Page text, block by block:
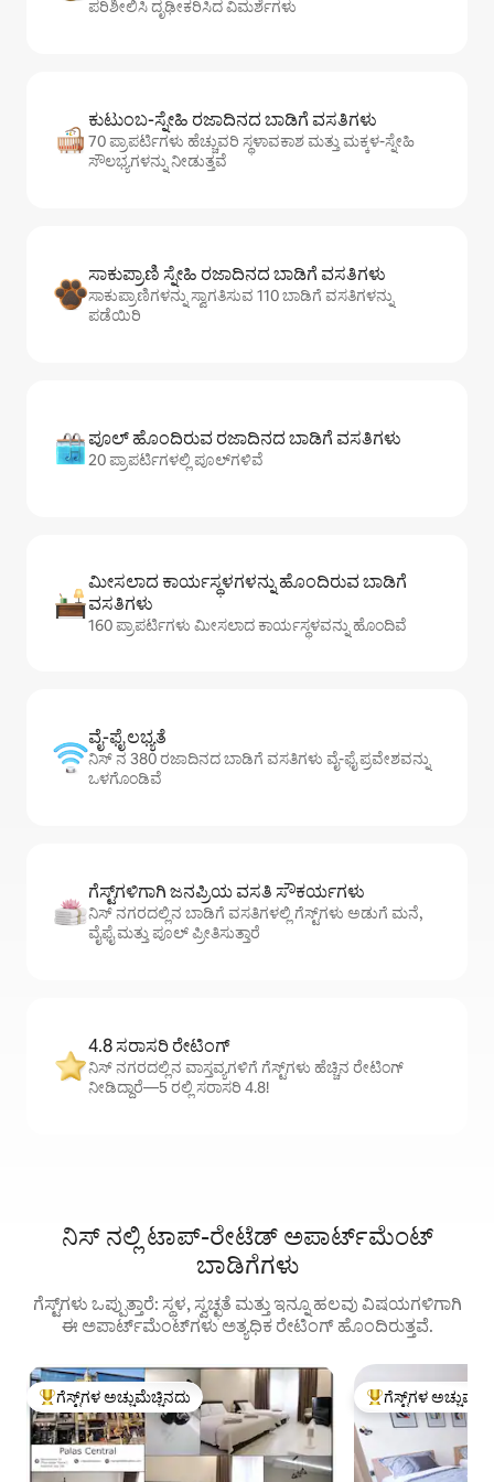
ಪರಿಶೀಲಿಸಿ ದೃಢೀಕರಿಸಿದ ವಿಮರ್ಶೆಗಳು
ಕುಟುಂಬ-ಸ್ನೇಹಿ ರಜಾದಿನದ ಬಾಡಿಗೆ ವಸತಿಗಳು
70 ಪ್ರಾಪರ್ಟಿಗಳು ಹೆಚ್ಚುವರಿ ಸ್ಥಳಾವಕಾಶ ಮತ್ತು ಮಕ್ಕಳ-ಸ್ನೇಹಿ
ಸೌಲಭ್ಯಗಳನ್ನು ನೀಡುತ್ತವೆ
ಸಾಕುಪ್ರಾಣಿ ಸ್ನೇಹಿ ರಜಾದಿನದ ಬಾಡಿಗೆ ವಸತಿಗಳು
ಸಾಕುಪ್ರಾಣಿಗಳನ್ನು ಸ್ವಾಗತಿಸುವ 110 ಬಾಡಿಗೆ ವಸತಿಗಳನ್ನು
ಪಡೆಯಿರಿ
ಪೂಲ್ ಹೊಂದಿರುವ ರಜಾದಿನದ ಬಾಡಿಗೆ ವಸತಿಗಳು
20 ಪ್ರಾಪರ್ಟಿಗಳಲ್ಲಿ ಪೂಲ್‌‌‌‌‌‌‌‌‌ಗಳಿವೆ
ಮೀಸಲಾದ ಕಾರ್ಯಸ್ಥಳಗಳನ್ನು ಹೊಂದಿರುವ ಬಾಡಿಗೆ
ವಸತಿಗಳು
160 ಪ್ರಾಪರ್ಟಿಗಳು ಮೀಸಲಾದ ಕಾರ್ಯಸ್ಥಳವನ್ನು ಹೊಂದಿವೆ
ವೈ-ಫೈ ಲಭ್ಯತೆ
ನಿಸ್ ನ 380 ರಜಾದಿನದ ಬಾಡಿಗೆ ವಸತಿಗಳು ವೈ-ಫೈ ಪ್ರವೇಶವನ್ನು
ಒಳಗೊಂಡಿವೆ
ಗೆಸ್ಟ್‌ಗಳಿಗಾಗಿ ಜನಪ್ರಿಯ ವಸತಿ ಸೌಕರ್ಯಗಳು
ನಿಸ್ ನಗರದಲ್ಲಿನ ಬಾಡಿಗೆ ವಸತಿಗಳಲ್ಲಿ ಗೆಸ್ಟ್‌ಗಳು ಅಡುಗೆ ಮನೆ,
ವೈಫೈ ಮತ್ತು ಪೂಲ್ ಪ್ರೀತಿಸುತ್ತಾರೆ
4.8 ಸರಾಸರಿ ರೇಟಿಂಗ್
ನಿಸ್ ನಗರದಲ್ಲಿನ ವಾಸ್ತವ್ಯಗಳಿಗೆ ಗೆಸ್ಟ್‌ಗಳು ಹೆಚ್ಚಿನ ರೇಟಿಂಗ್
ನೀಡಿದ್ದಾರೆ—5 ರಲ್ಲಿ ಸರಾಸರಿ 4.8!
ನಿಸ್ ನಲ್ಲಿ ಟಾಪ್-ರೇಟೆಡ್ ಅಪಾರ್ಟ್‌ಮೆಂಟ್
ಬಾಡಿಗೆಗಳು
ಗೆಸ್ಟ್‌ಗಳು ಒಪ್ಪುತ್ತಾರೆ: ಸ್ಥಳ, ಸ್ವಚ್ಛತೆ ಮತ್ತು ಇನ್ನೂ ಹಲವು ವಿಷಯಗಳಿಗಾಗಿ
ಈ ಅಪಾರ್ಟ್‌‌ಮೆಂಟ್‌ಗಳು ಅತ್ಯಧಿಕ ರೇಟಿಂಗ್‌ ಹೊಂದಿರುತ್ತವೆ.
ಗೆಸ್ಟ್‌ಗಳಿಗೆ ಅತಿ ಹೆಚ್ಚು ಅಚ್ಚುಮೆಚ್ಚಿನದು
ಗೆಸ್ಟ್‌ಗಳ ಅಚ್ಚುಮೆಚ್ಚಿನದು ಗೆಸ್ಟ್‌ಗಳಿಗೆ ಅತಿ ಹೆಚ್ಚು
ಗೆಸ್ಟ್‌ಗಳ